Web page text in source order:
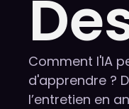
Comment l'IA
d'apprendre ?
l’entretien en